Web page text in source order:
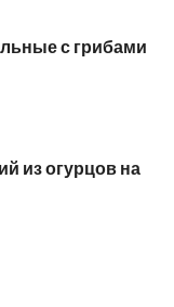
с грибами
из огурцов на